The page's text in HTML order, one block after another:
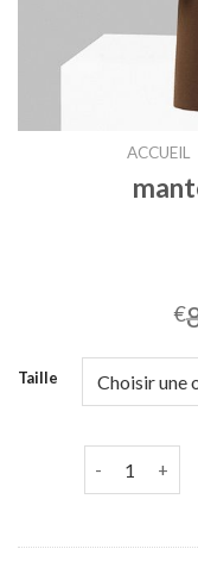
ACCUEIL
€
Taille
quantité de